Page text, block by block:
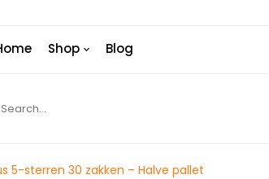
Shop Blog
5-sterren 30 zakken – Halve pallet